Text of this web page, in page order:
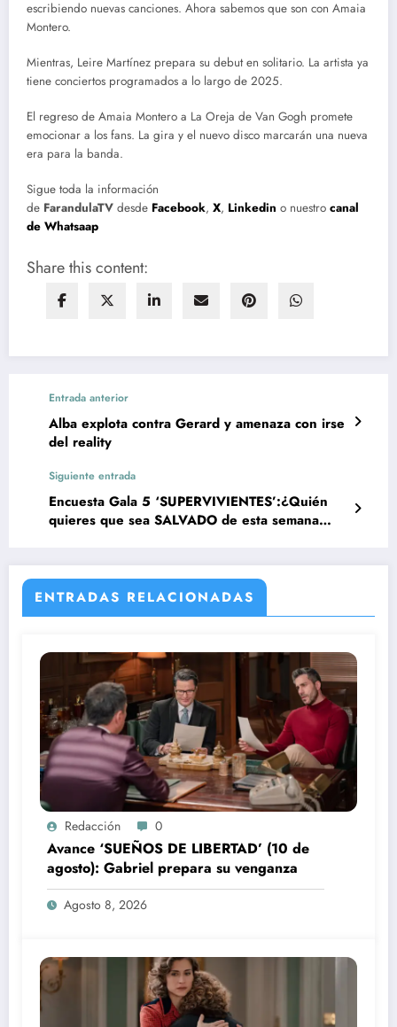
escribiendo nuevas canciones. Ahora sabemos que son con Amaia
Montero.
Mientras, Leire Martínez prepara su debut en solitario. La artista ya
tiene conciertos programados a lo largo de 2025.
El regreso de Amaia Montero a La Oreja de Van Gogh promete
emocionar a los fans. La gira y el nuevo disco marcarán una nueva
era para la banda.
Sigue toda la información
de FarandulaTV desde Facebook, X, Linkedin o nuestro canal
de Whatsaap
Share this content:
Entrada anterior
Alba explota contra Gerard y amenaza con irse
del reality
Siguiente entrada
Encuesta Gala 5 ‘SUPERVIVIENTES’:¿Quién
quieres que sea SALVADO de esta semana
ENTRADAS RELACIONADAS
Redacción 0
Avance ‘SUEÑOS DE LIBERTAD’ (10 de
agosto): Gabriel prepara su venganza
Agosto 8, 2026